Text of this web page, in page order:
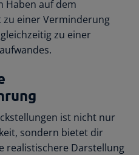
Haben auf dem
einer Verminderung
zu einer
ist nicht nur
sondern bietet dir
realistischere Darstellung